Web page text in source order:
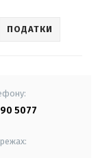
ПОДАТКИ
5077